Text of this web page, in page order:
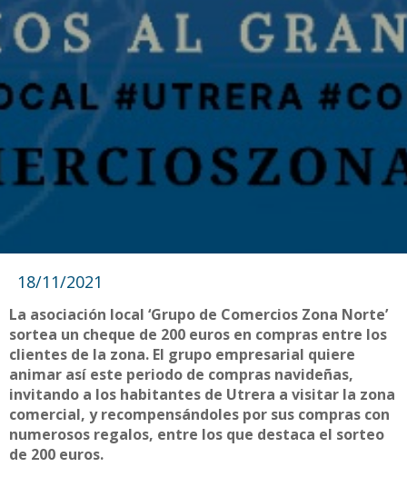
18/11/2021
La asociación local ‘Grupo de Comercios Zona Norte’
sortea un cheque de 200 euros en compras entre los
clientes de la zona. El grupo empresarial quiere
animar así este periodo de compras navideñas,
invitando a los habitantes de Utrera a visitar la zona
comercial, y recompensándoles por sus compras con
numerosos regalos, entre los que destaca el sorteo
de 200 euros.